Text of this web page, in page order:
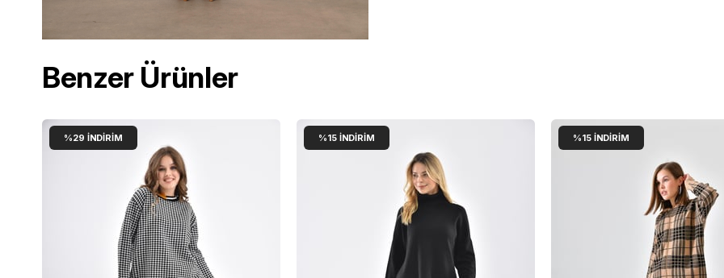
Benzer Ürünler
%29 İNDIRIM %15 İNDIRIM %15 İNDIRIM